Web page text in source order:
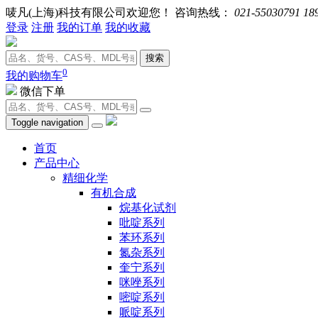
唛凡(上海)科技有限公司欢迎您！ 咨询热线： 021-55030791
登录 注册 我的订单 我的收藏
搜索
我的购物车0
微信下单
Toggle navigation
首页
产品中心
精细化学
有机合成
烷基化试剂
吡啶系列
苯环系列
氮杂系列
奎宁系列
咪唑系列
嘧啶系列
哌啶系列